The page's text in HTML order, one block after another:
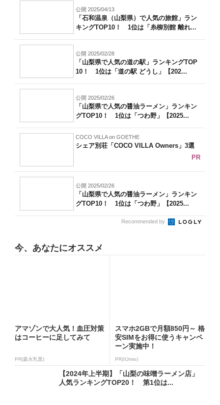
公開 2025/04/13
「石和温泉（山梨県）で人気の旅館」ラン
キングTOP10！ 1位は「糸柳別館 離れ...
公開 2025/02/28
「山梨県で人気の道の駅」ランキングTOP
10！ 1位は「道の駅 どうし」【202...
公開 2025/02/26
「山梨県で人気の醤油ラーメン」ランキン
グTOP10！ 1位は「つわ野」【2025...
COCO VILLA on GOETHE
シェア別荘「COCO VILLA Owners」3選
PR
公開 2025/02/26
「山梨県で人気の醤油ラーメン」ランキン
グTOP10！ 1位は「つわ野」【2025...
Recommended by
今、あなたにオススメ
アマゾンで大人気！血圧対策
はコーヒーに足してみて
PR(森永乳業)
スマホ2GBで月額850円～ 格
安SIMをお得に使うキャンペ
ーン実施中！
PR(IIJmio)
【2024年上半期】「山梨の味噌ラーメン店」
人気ランキングTOP20！ 第1位は...